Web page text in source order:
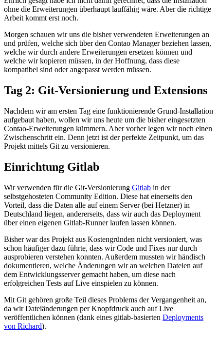
ohne die Erweiterungen überhaupt lauffähig wäre. Aber die richtige
Arbeit kommt erst noch.
Morgen schauen wir uns die bisher verwendeten Erweiterungen an
und prüfen, welche sich über den Contao Manager beziehen lassen,
welche wir durch andere Erweiterungen ersetzen können und
welche wir kopieren müssen, in der Hoffnung, dass diese
kompatibel sind oder angepasst werden müssen.
Tag 2: Git-Versionierung und Extensions
Nachdem wir am ersten Tag eine funktionierende Grund-Installation
aufgebaut haben, wollen wir uns heute um die bisher eingesetzten
Contao-Erweiterungen kümmern. Aber vorher legen wir noch einen
Zwischenschritt ein. Denn jetzt ist der perfekte Zeitpunkt, um das
Projekt mittels Git zu versionieren.
Einrichtung Gitlab
Wir verwenden für die Git-Versionierung Gitlab in der
selbstgehosteten Community Edition. Diese hat einerseits den
Vorteil, dass die Daten alle auf einem Server (bei Hetzner) in
Deutschland liegen, andererseits, dass wir auch das Deployment
über einen eigenen Gitlab-Runner laufen lassen können.
Bisher war das Projekt aus Kostengründen nicht versioniert, was
schon häufiger dazu führte, dass wir Code und Fixes nur durch
ausprobieren verstehen konnten. Außerdem mussten wir händisch
dokumentieren, welche Änderungen wir an welchen Dateien auf
dem Entwicklungsserver gemacht haben, um diese nach
erfolgreichen Tests auf Live einspielen zu können.
Mit Git gehören große Teil dieses Problems der Vergangenheit an,
da wir Dateiänderungen per Knopfdruck auch auf Live
veröffentlichen können (dank eines gitlab-basierten Deployments
von Richard).